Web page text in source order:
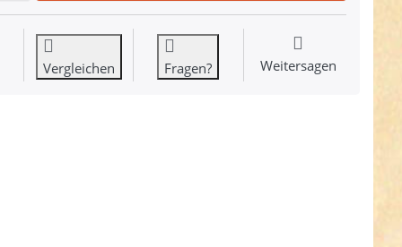
Vergleichen Fragen? Weitersagen